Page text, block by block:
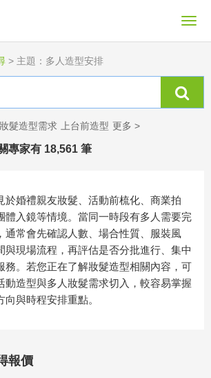
> 主題：多人造型安排
妝髮造型需求 上台前造型 更多 >
專家有 18,561 筆
於婚禮親友妝髮、活動前梳化、商業拍
體入鏡等情境。當同一時段有多人需要完
通常會先確認人數、場合性質、服裝風
與現場流程，再評估是否分批進行、集中
務。若您正在了解妝髮造型相關內容，可
動造型與多人妝髮需求切入，較容易掌握
與時程安排重點。
報價